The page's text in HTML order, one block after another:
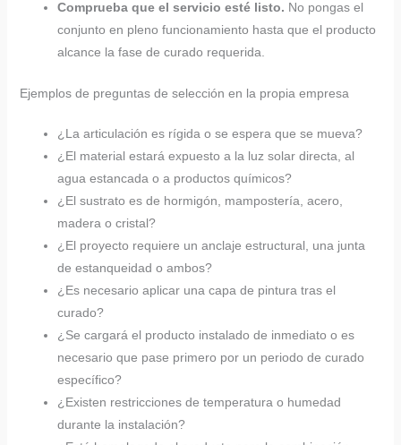
Comprueba que el servicio esté listo. No pongas el
conjunto en pleno funcionamiento hasta que el producto
alcance la fase de curado requerida.
Ejemplos de preguntas de selección en la propia empresa
¿La articulación es rígida o se espera que se mueva?
¿El material estará expuesto a la luz solar directa, al
agua estancada o a productos químicos?
¿El sustrato es de hormigón, mampostería, acero,
madera o cristal?
¿El proyecto requiere un anclaje estructural, una junta
de estanqueidad o ambos?
¿Es necesario aplicar una capa de pintura tras el
curado?
¿Se cargará el producto instalado de inmediato o es
necesario que pase primero por un periodo de curado
específico?
¿Existen restricciones de temperatura o humedad
durante la instalación?